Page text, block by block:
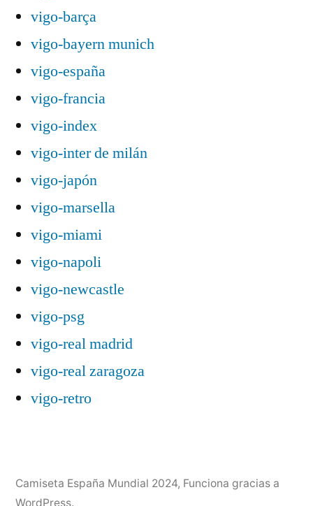
vigo-barça
vigo-bayern munich
vigo-españa
vigo-francia
vigo-index
vigo-inter de milán
vigo-japón
vigo-marsella
vigo-miami
vigo-napoli
vigo-newcastle
vigo-psg
vigo-real madrid
vigo-real zaragoza
vigo-retro
Camiseta España Mundial 2024, Funciona gracias a
WordPress.